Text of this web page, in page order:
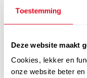
Toestemming
Deze website maakt
Cookies, lekker en
onze website beter